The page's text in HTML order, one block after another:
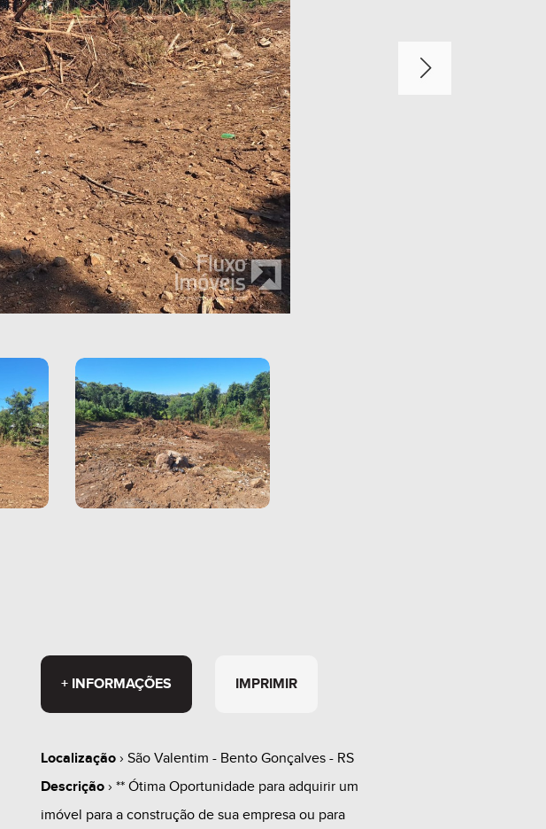
+ INFORMAÇÕES IMPRIMIR
Localização › São Valentim - Bento Gonçalves - RS
Descrição › ** Ótima Oportunidade para adquirir um
imóvel para a construção de sua empresa ou para